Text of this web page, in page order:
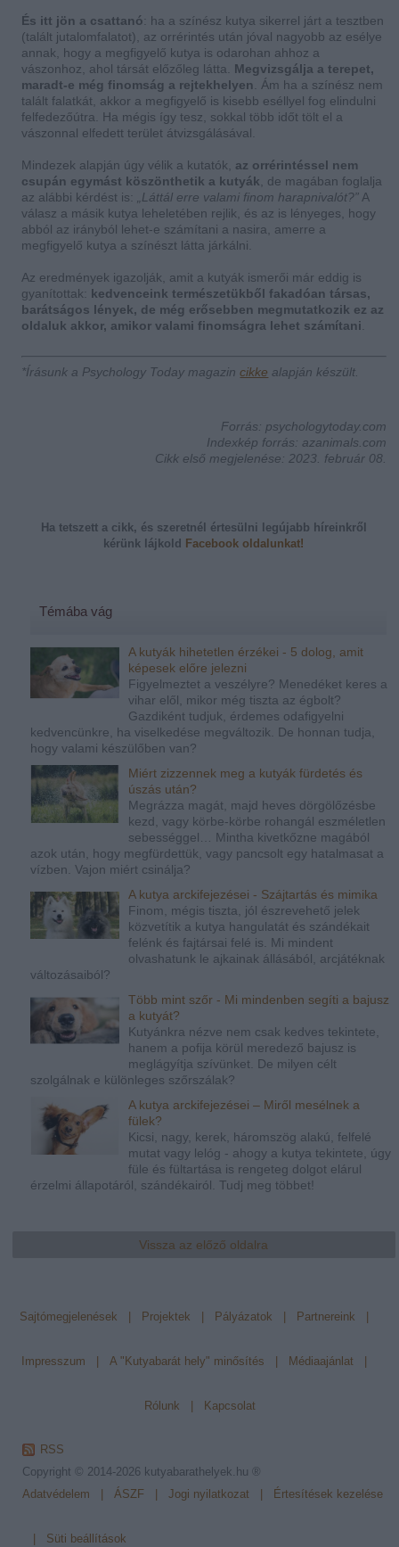
És itt jön a csattanó: ha a színész kutya sikerrel járt a tesztben
(talált jutalomfalatot), az orrérintés után jóval nagyobb az esélye
annak, hogy a megfigyelő kutya is odarohan ahhoz a
vászonhoz, ahol társát előzőleg látta. Megvizsgálja a terepet,
maradt-e még finomság a rejtekhelyen . Ám ha a színész nem
talált falatkát, akkor a megfigyelő is kisebb eséllyel fog elindulni
felfedezőútra. Ha mégis így tesz, sokkal több időt tölt el a
vászonnal elfedett terület átvizsgálásával.
Mindezek alapján úgy vélik a kutatók, az orrérintéssel nem
csupán egymást köszönthetik a kutyák , de magában foglalja
az alábbi kérdést is:
„Láttál erre valami finom harapnivalót?” A
válasz a másik kutya leheletében rejlik, és az is lényeges, hogy
abból az irányból lehet-e számítani a nasira, amerre a
megfigyelő kutya a színészt látta járkálni.
Az eredmények igazolják, amit a kutyák ismerői már eddig is
gyanítottak: kedvenceink természetükből fakadóan társas,
barátságos lények, de még erősebben megmutatkozik ez az
oldaluk akkor, amikor valami finomságra lehet számítani
*Írásunk a Psychology Today magazincikke alapján készült.
Forrás: psychologytoday.com
Indexkép forrás: azanimals.com
Cikk első megjelenése: 2023. február 08.
Ha tetszett a cikk, és szeretnél értesülni legújabb híreinkről
kérünk
lájkold Facebook oldalunkat!
Témába vág
A kutyák hihetetlen érzékei - 5 dolog, amit
képesek előre jelezni
Figyelmeztet a veszélyre? Menedéket keres a
vihar elől, mikor még tiszta az égbolt?
Gazdiként tudjuk, érdemes odafigyelni
kedvencünkre, ha viselkedése megváltozik. De honnan tudja,
hogy valami készülőben van?
Miért zizzennek meg a kutyák fürdetés és
úszás után?
Megrázza magát, majd heves dörgölőzésbe
kezd, vagy körbe-körbe rohangál eszméletlen
sebességgel… Mintha kivetkőzne magából
azok után, hogy megfürdettük, vagy pancsolt egy hatalmasat a
vízben. Vajon miért csinálja?
A kutya arckifejezései - Szájtartás és mimika
Finom, mégis tiszta, jól észrevehető jelek
közvetítik a kutya hangulatát és szándékait
felénk és fajtársai felé is. Mi mindent
olvashatunk le ajkainak állásából, arcjátéknak
változásaiból?
Több mint szőr - Mi mindenben segíti a bajusz
a kutyát?
Kutyánkra nézve nem csak kedves tekintete,
hanem a pofija körül meredező bajusz is
meglágyítja szívünket. De milyen célt
szolgálnak e különleges szőrszálak?
A kutya arckifejezései – Miről mesélnek a
fülek?
Kicsi, nagy, kerek, háromszög alakú, felfelé
mutat vagy lelóg - ahogy a kutya tekintete, úgy
füle és fültartása is rengeteg dolgot elárul
érzelmi állapotáról, szándékairól. Tudj meg többet!
Vissza az előző oldalra
Sajtómegjelenések Projektek Pályázatok Partnereink
Impresszum A "Kutyabarát hely" minősítés Médiaajánlat
Rólunk Kapcsolat
RSS
Copyright © 2014-2026 kutyabarathelyek.hu ®
Adatvédelem
ÁSZF Jogi nyilatkozat Értesítések kezelése
Süti beállítások